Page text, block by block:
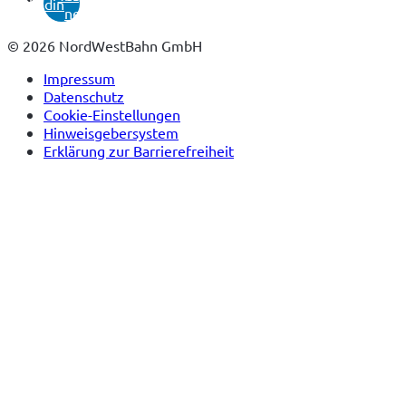
neuem
© 2026 NordWestBahn GmbH
Impressum
Datenschutz
Cookie-Einstellungen
Hinweisgebersystem
Erklärung zur Barrierefreiheit